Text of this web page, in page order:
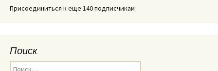
Присоединиться к еще 140 подписчикам
Поиск
Найти: